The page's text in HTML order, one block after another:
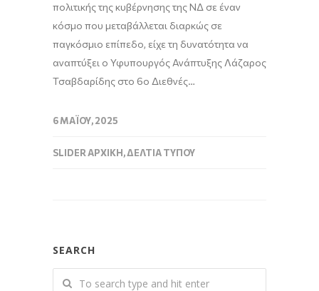
πολιτικής της κυβέρνησης της ΝΔ σε έναν
κόσμο που μεταβάλλεται διαρκώς σε
παγκόσμιο επίπεδο, είχε τη δυνατότητα να
αναπτύξει ο Υφυπουργός Ανάπτυξης Λάζαρος
Τσαβδαρίδης στο 6ο Διεθνές…
6 ΜΑΪ́ΟΥ, 2025
SLIDER ΑΡΧΙΚΉ,ΔΕΛΤΊΑ ΤΎΠΟΥ
SEARCH